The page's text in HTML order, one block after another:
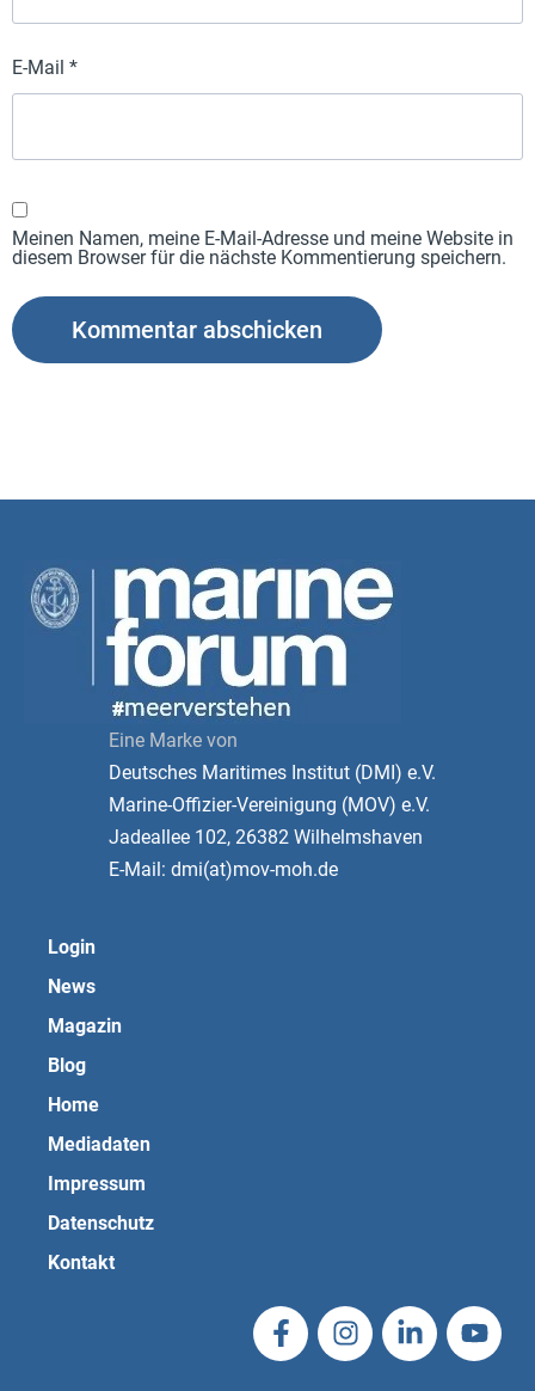
E-Mail *
Meinen Namen, meine E-Mail-Adresse und meine Website in
diesem Browser für die nächste Kommentierung speichern.
Eine Marke von
Deutsches Maritimes Institut (DMI) e.V.
Marine-Offizier-Vereinigung (MOV) e.V.
Jadeallee 102, 26382 Wilhelmshaven
E-Mail: dmi(at)mov-moh.de
Login
News
Magazin
Blog
Home
Mediadaten
Impressum
Datenschutz
Kontakt